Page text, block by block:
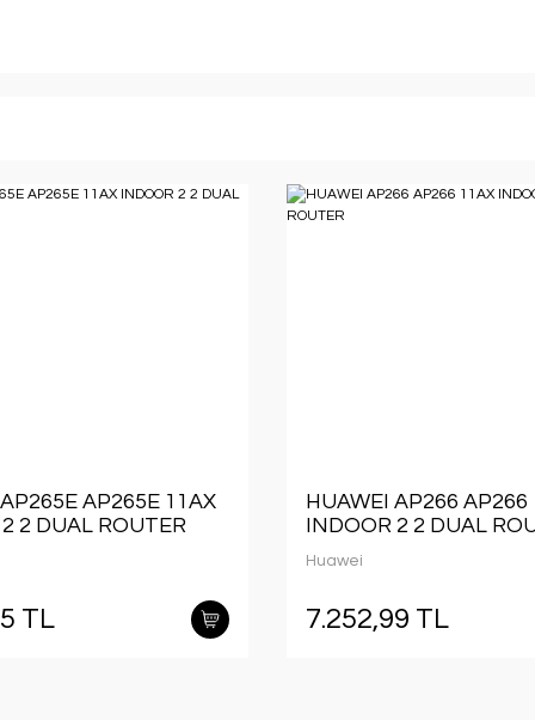
AP265E 11AX
2 DUAL ROUTER
TL
HUAWEI AP266 AP266
INDOOR 2 2 DUAL
Huawei
7.252,99 TL